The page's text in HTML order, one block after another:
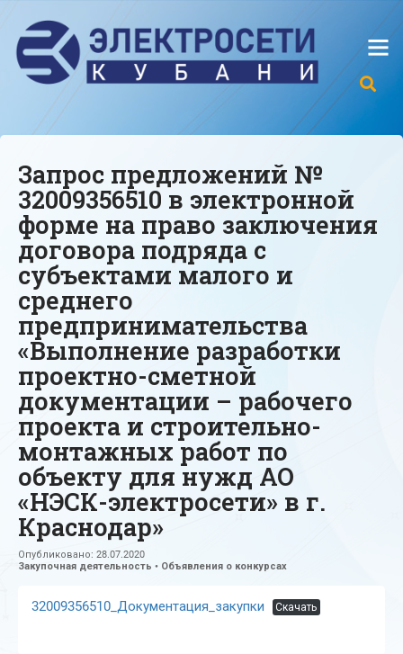
Запрос предложений №
32009356510 в электронной
форме на право заключения
договора подряда с
субъектами малого и
среднего
предпринимательства
«Выполнение разработки
проектно-сметной
документации – рабочего
проекта и строительно-
монтажных работ по
объекту для нужд АО
«НЭСК-электросети» в г.
Краснодар»
Опубликовано: 28.07.2020
Закупочная деятельность • Объявления о конкурсах
32009356510_Документация_закупки Скачать